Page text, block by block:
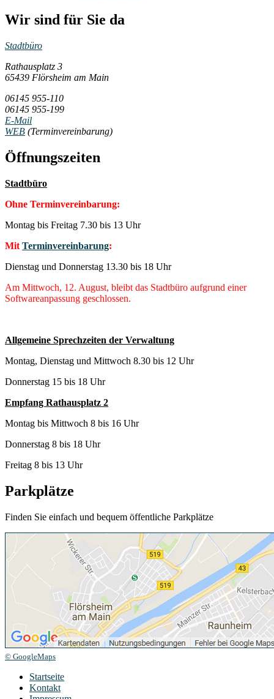
Wir sind für Sie da
Stadtbüro
Rathausplatz 3
65439 Flörsheim am Main
06145 955-110
06145 955-199
E-Mail
WEB (Terminvereinbarung)
Öffnungszeiten
Stadtbüro
Ohne Terminvereinbarung:
Montag bis Freitag 7.30 bis 13 Uhr
Mit Terminvereinbarung:
Dienstag und Donnerstag 13.30 bis 18 Uhr
Am Mittwoch, 12. August, bleibt das Stadtbüro aufgrund einer
Softwareanpassung geschlossen.
Allgemeine Sprechzeiten der Verwaltung
Montag, Dienstag und Mittwoch 8.30 bis 12 Uhr
Donnerstag 15 bis 18 Uhr
Empfang Rathausplatz 2
Montag bis Mittwoch 8 bis 16 Uhr
Donnerstag 8 bis 18 Uhr
Freitag 8 bis 13 Uhr
Parkplätze
Finden Sie einfach und bequem öffentliche Parkplätze
© GoogleMaps
Startseite
Kontakt